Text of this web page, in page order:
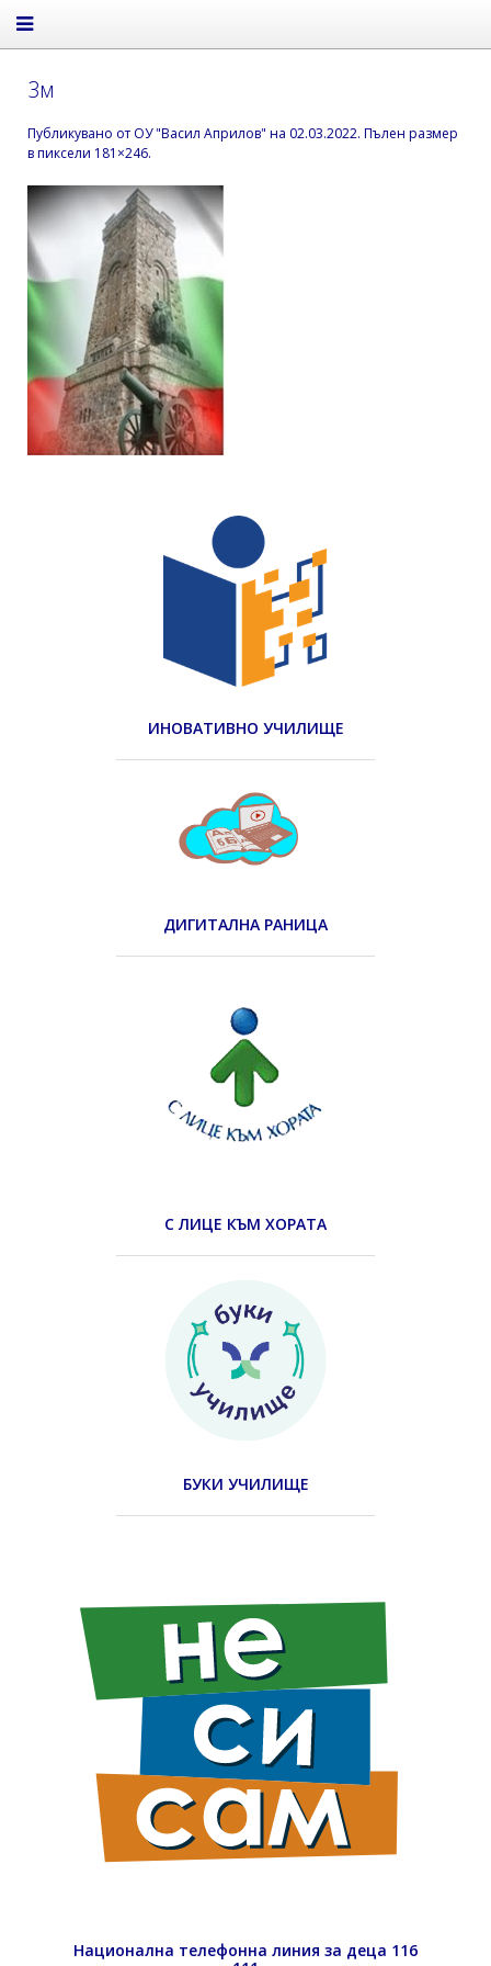
3м
Публикувано от ОУ "Васил Априлов" на 02.03.2022. Пълен размер
в пиксели 181×246.
ИНОВАТИВНО УЧИЛИЩЕ
ДИГИТАЛНА РАНИЦА
С ЛИЦЕ КЪМ ХОРАТА
БУКИ УЧИЛИЩЕ
Национална телефонна линия за деца 116